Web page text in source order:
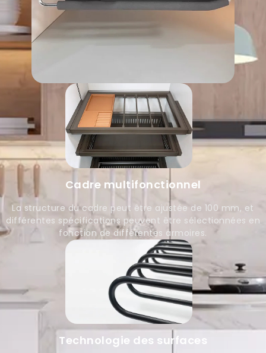
Cadre multifonctionnel
La structure du cadre peut être ajustée de 100 mm, et
différentes spécifications peuvent être sélectionnées en
fonction de différentes armoires.
Technologie des surfaces